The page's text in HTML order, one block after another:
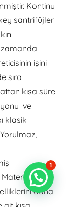
Kontinu
santrifüjler
işini
sıra
kısa süre
ve
klasik
Materyal ve
daha
1